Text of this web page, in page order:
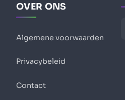
OVER ONS
Algemene voorwaarden
Privacybeleid
Contact